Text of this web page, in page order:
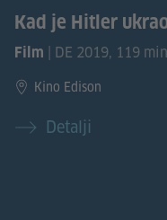
Kad je Hitler
Film | DE 2019, 119
Kino Edison
Detalji